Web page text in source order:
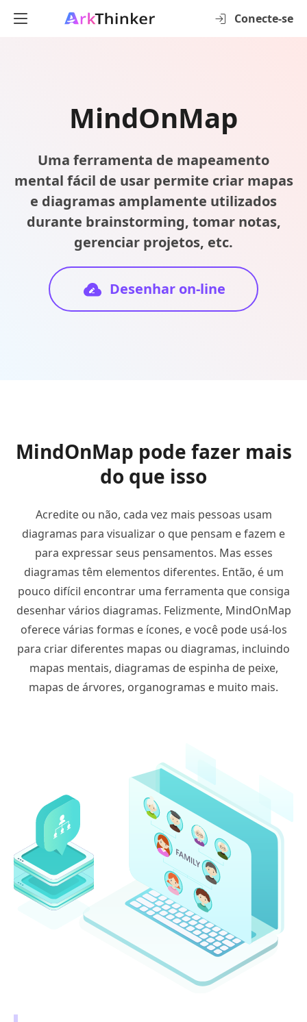
Conecte-se
MindOnMap
Uma ferramenta de mapeamento
mental fácil de usar permite criar mapas
e diagramas amplamente utilizados
durante brainstorming, tomar notas,
gerenciar projetos, etc.
Desenhar on-line
MindOnMap pode fazer mais
do que isso
Acredite ou não, cada vez mais pessoas usam
diagramas para visualizar o que pensam e fazem e
para expressar seus pensamentos. Mas esses
diagramas têm elementos diferentes. Então, é um
pouco difícil encontrar uma ferramenta que consiga
desenhar vários diagramas. Felizmente, MindOnMap
oferece várias formas e ícones, e você pode usá-los
para criar diferentes mapas ou diagramas, incluindo
mapas mentais, diagramas de espinha de peixe,
mapas de árvores, organogramas e muito mais.